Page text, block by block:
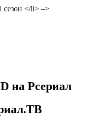
сезон </li> –>
на Рсериал